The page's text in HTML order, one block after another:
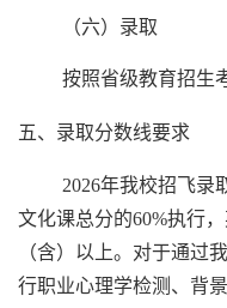
（六）录取
按照省级教育招生
五、录取分数线要求
2026年我校招飞录
文化课总分的60%执行
（含）以上。对于通过
行职业心理学检测、背